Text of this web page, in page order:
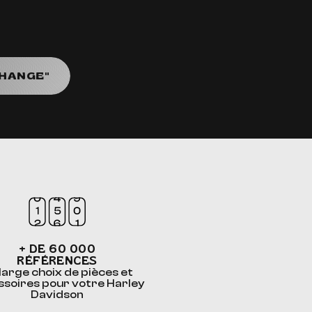
+ DE 60 000
RÉFÉRENCES
choix de pièces et
pour votre Harley
Davidson